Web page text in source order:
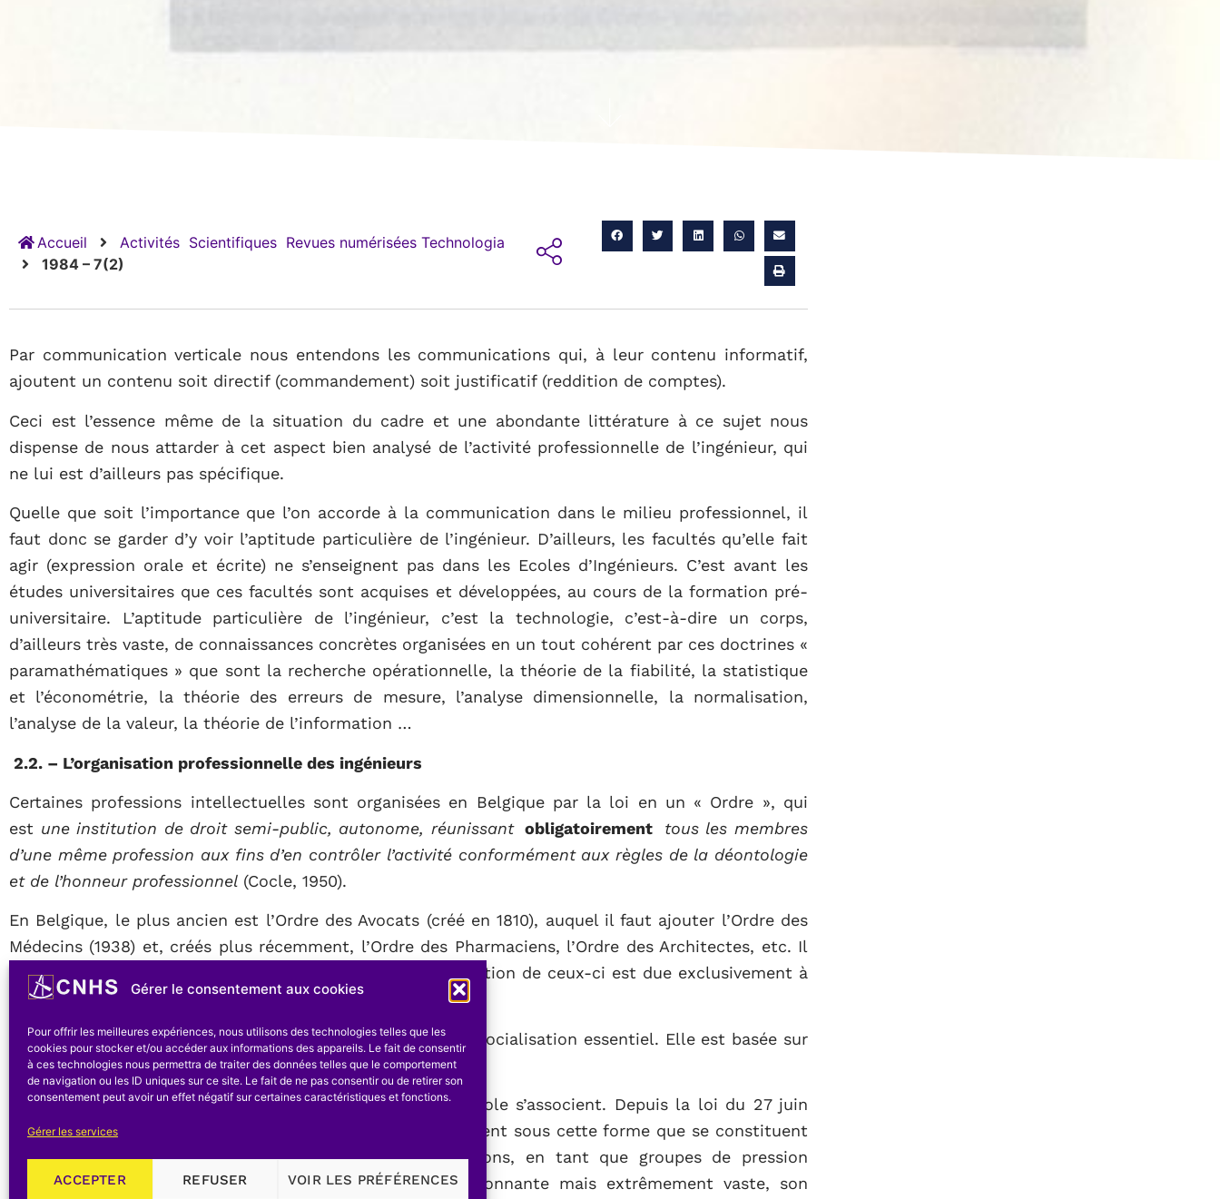
Gérer le consentement aux cookies
Pour offrir les meilleures expériences, nous utilisons des technologies telles que les
cookies pour stocker et/ou accéder aux informations des appareils. Le fait de consentir
à ces technologies nous permettra de traiter des données telles que le comportement
de navigation ou les ID uniques sur ce site. Le fait de ne pas consentir ou de retirer son
consentement peut avoir un effet négatif sur certaines caractéristiques et fonctions.
Gérer les services
ACCEPTER REFUSER VOIR LES PRÉFÉRENCES
Accueil Activités Scientifiques Revues numérisées Technologia
1984 – 7(2)
Par communication verticale nous entendons les communications qui, à leur contenu informatif,
ajoutent un contenu soit directif (commandement) soit justificatif (reddition de comptes).
Ceci est l’essence même de la situation du cadre et une abondante littérature à ce sujet nous
dispense de nous attarder à cet aspect bien analysé de l’activité professionnelle de l’ingénieur, qui
ne lui est d’ailleurs pas spécifique.
Quelle que soit l’importance que l’on accorde à la communication dans le milieu professionnel, il
faut donc se garder d’y voir l’aptitude particulière de l’ingénieur. D’ailleurs, les facultés qu’elle fait
agir (expression orale et écrite) ne s’enseignent pas dans les Ecoles d’Ingénieurs. C’est avant les
études universitaires que ces facultés sont acquises et développées, au cours de la formation pré-
universitaire. L’aptitude particulière de l’ingénieur, c’est la technologie, c’est-à-dire un corps,
d’ailleurs très vaste, de connaissances concrètes organisées en un tout cohérent par ces doctrines «
paramathématiques » que sont la recherche opérationnelle, la théorie de la fiabilité, la statistique
et l’économétrie, la théorie des erreurs de mesure, l’analyse dimensionnelle, la normalisation,
l’analyse de la valeur, la théorie de l’information …
2.2. – L’organisation professionnelle des ingénieurs
Certaines professions intellectuelles sont organisées en Belgique par la loi en un « Ordre », qui
est une institution de droit semi-public, autonome, réunissant obligatoirement
tous les membres
d’une même profession aux fins d’en contrôler l’activité conformément aux règles de la déontologie
et de l’honneur professionnel (Cocle, 1950).
En Belgique, le plus ancien est l’Ordre des Avocats (créé en 1810), auquel il faut ajouter l’Ordre des
Médecins (1938) et, créés plus récemment, l’Ordre des Pharmaciens, l’Ordre des Architectes, etc. Il
n’y a pas d’Ordre des Ingénieurs, c’est-à-dire que l’organisation de ceux-ci est due exclusivement à
l’initiative privée, sans intervention des pouvoirs publics.
Mais cette organisation est importante et joue un rôle de socialisation essentiel. Elle est basée sur
les Associations d’Ecole.
Dès le XIXème siècle, les ingénieurs issus d’une même Ecole s’associent. Depuis la loi du 27 juin
1921 sur les associations sans but lucratif, c’est généralement sous cette forme que se constituent
les Associations d’Ingénieurs. Le poids de ces Associations, en tant que groupes de pression
[[L’étude des groupes de pression en Belgique est passionnante mais extrêmement vaste, son